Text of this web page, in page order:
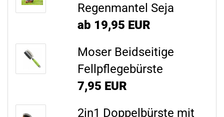
Regenmantel Seja
ab 19,95 EUR
Moser Beidseitige
Fellpflegebürste
7,95 EUR
2in1 Doppelbürste mit